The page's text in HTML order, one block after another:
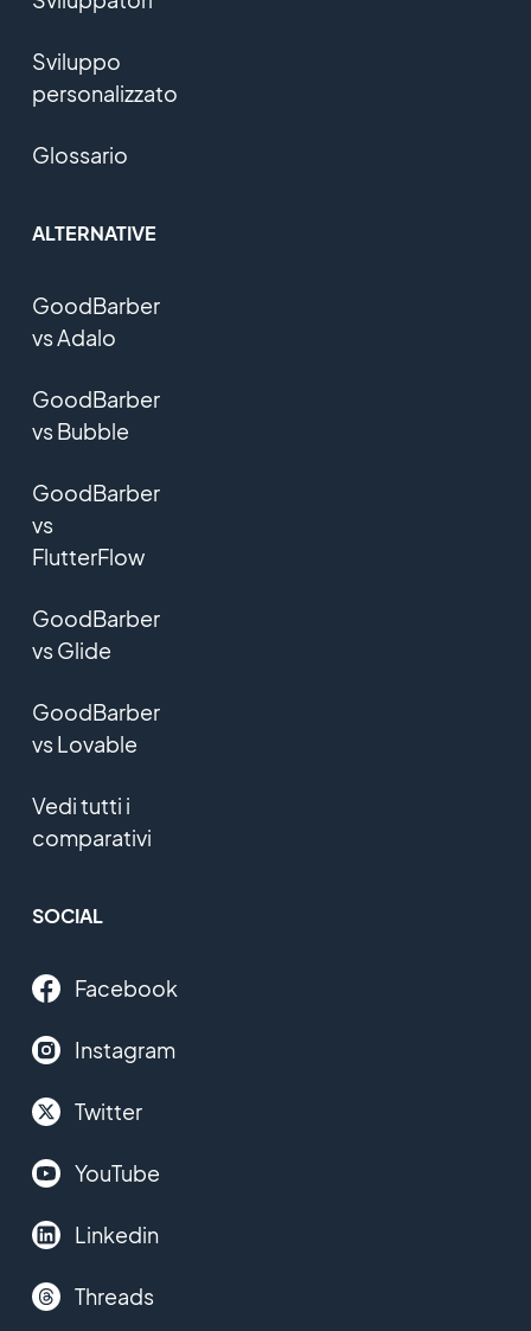
Sviluppo
personalizzato
Glossario
ALTERNATIVE
GoodBarber
vs Adalo
GoodBarber
vs Bubble
GoodBarber
vs
FlutterFlow
GoodBarber
vs Glide
GoodBarber
vs Lovable
Vedi tutti i
comparativi
SOCIAL
Facebook
Instagram
Twitter
YouTube
Linkedin
Threads